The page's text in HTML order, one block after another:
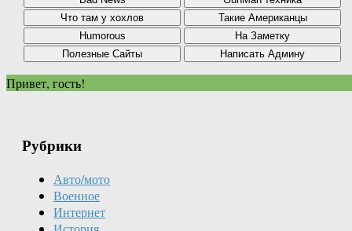
Привет, гость!
Рубрики
Авто/мото
Военное
Интернет